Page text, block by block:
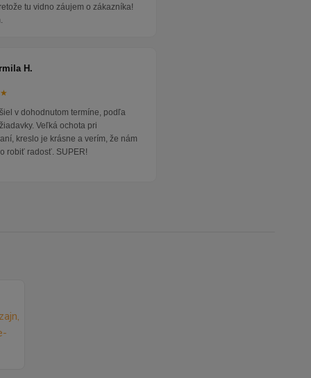
tu vidno záujem o zákazníka!
H.
v dohodnutom termíne, podľa
Veľká ochota pri
kreslo je krásne a verím, že nám
robiť radosť. SUPER!